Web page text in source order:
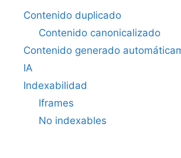
Contenido duplicado
Contenido canonicalizado
Contenido generado
IA
Indexabilidad
Iframes
No indexables